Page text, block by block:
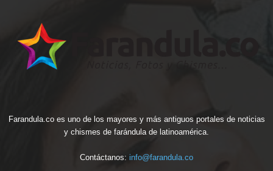
Farandula.co es uno de los mayores y más antiguos portales de noticias
y chismes de farándula de latinoamérica.
Contáctanos: info@farandula.co